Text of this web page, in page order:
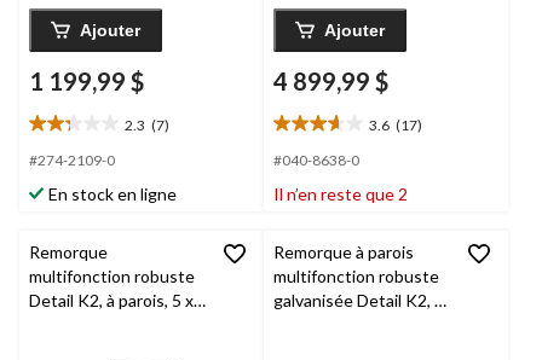
Ajouter
1 199,99 $
2.3 (7)
2.3
étoile(s)
5.
évaluations
#274-2109-0
En stock en ligne
Ajouter
4 899,99 $
3.6 (17)
3.6
étoile(s)
5.
évaluations
#040-8638-0
Il n’en reste que 2
Remorque
multifonction robuste
Detail K2, à parois, 5 x
Remorque à parois
multifonction robuste
galvanisée Detail K2, 5